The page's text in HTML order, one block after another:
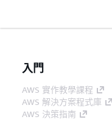
入門
AWS 實作教學課程
AWS 解決方案程式庫
AWS 決策指南